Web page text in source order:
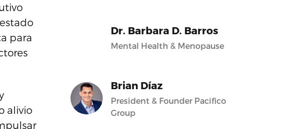
para
alivio
Dr. Barbara D. Barros
Mental Health & Menopause
Brian Díaz
President & Founder Pacifico
Group